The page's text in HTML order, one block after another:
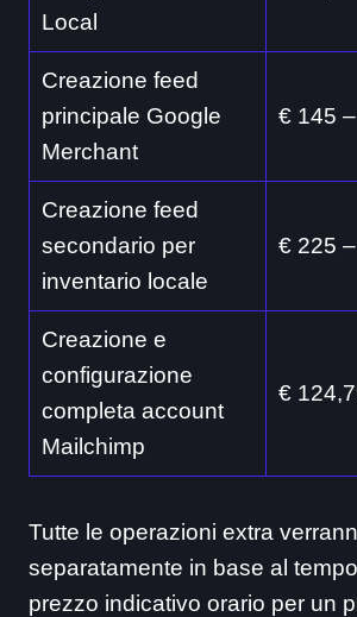
Local
Creazione feed
principale Google
Merchant
€ 145
Creazione feed
secondario per
inventario locale
€ 225
Creazione e
configurazione
completa account
Mailchimp
€
Tutte le operazioni extra
separatamente in base al
prezzo indicativo orario per un